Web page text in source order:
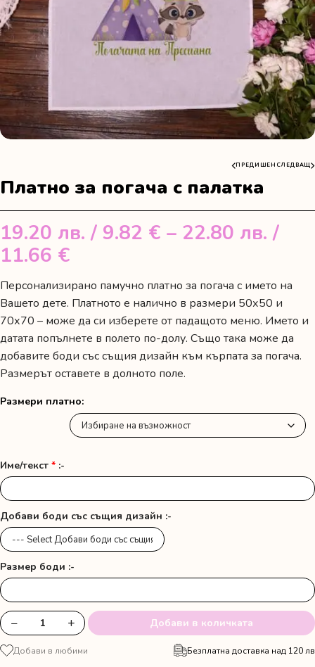
ПРЕДИШЕН СЛЕДВАЩ
Платно за погача с палатка
19.20 лв. / 9.82 € – 22.80 лв. /
11.66 €
range:
19.20 лв.
/
9.82 €
through
/
11.66 €
Персонализирано памучно платно за погача с името на
Вашето дете. Платното е налично в размери 50х50 и
70х70 – може да си изберете от падащото меню. Името и
датата попълнете в полето по-долу. Също така може да
добавите боди със същия дизайн към кърпата за погача.
Размерът оставете в долното поле.
Размери платно
Име/текст * :-
Добави боди със същия дизайн :-
Размер боди :-
количество
за
Платно
− + Добави в количката
Добави в любими Безплатна доставка над 120 лв